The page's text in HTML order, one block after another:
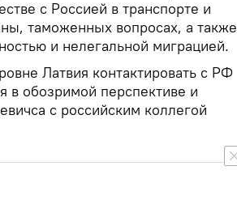
с Россией в транспорте и
таможенных вопросах, а также
и нелегальной миграцией.
Латвия контактировать с РФ
в обозримой перспективе и
с российским коллегой